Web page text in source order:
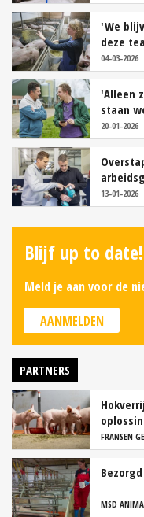
'We
deze
04-03-2026
'Alleen
staan
20-01-2026
13-01-2026
Blijf up to date!
Meld je aan voor de
AANMELDEN
PARTNERS
FRANSEN
MSD